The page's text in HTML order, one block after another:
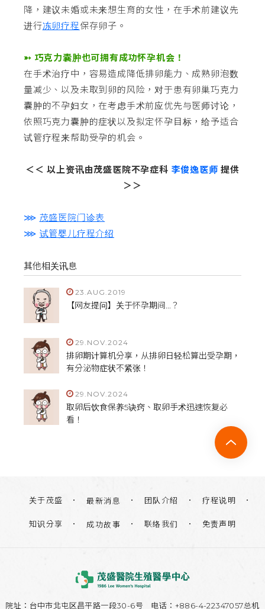
降，建议未婚或未来想生育的女性，在手术前建议先
进行冻卵疗程保存卵子。
➳ 巧克力囊肿也可拥有成功怀孕机会！
在手术治疗中，容易造成降低排卵能力、成熟卵泡数
量减少、以及未取到卵的风险，对于患有卵巢巧克力
囊肿的不孕妇女，在考虑手术前应优先与医师讨论，
依照巧克力囊肿的症状以及拟定怀孕目标，给予适合
试管疗程来帮助受孕的机会。
＜＜ 以上资讯由茂盛医院不孕症科 李俊逸医师 提供
＞＞
⋙ 茂盛医院门诊表
⋙ 试管婴儿疗程介绍
其他相关讯息
23.AUG.2019
【网友提问】关于怀孕期间...？
29.NOV.2024
排卵期计算机分享，从排卵日轻松算出受孕期，
有分泌物症状不紧张！
29.NOV.2024
取卵后饮食保养5诀窍、取卵手术迅速恢复必
看！
关于茂盛 最新消息 团队介绍 疗程说明
知识分享 成功故事 联络我们 免责声明
院址： 台中市北屯区昌平路一段30-6号 电话：+886-4-22347057总机